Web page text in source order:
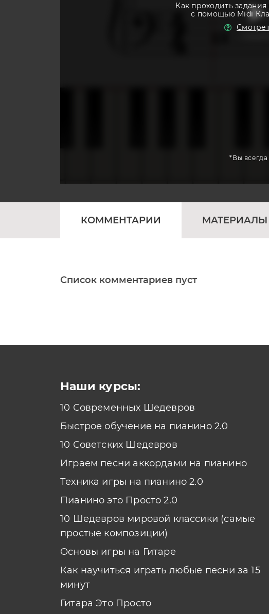
Как проходить
с помощью Midi
*Вы
КОММЕНТАРИИ МАТЕРИАЛЫ
Список комментариев пуст
Наши курсы:
10 Современных Шедевров
Быстрое обучение на пианино 2.0
10 Советских Шедевров
Играем песни аккордами на пианино
Техника игры на пианино 2.0
Пианино это Просто 2.0
10 Шедевров мировой классики (самые
простые композиции)
Основы игры на Гитаре
Как научиться играть любые песни за 15
минут
Гитара Это Просто